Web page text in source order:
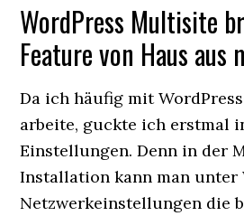
WordPress Multisite
Feature von Haus aus
Da ich häufig mit
arbeite, guckte ich erstmal
Einstellungen. Denn in der
Installation kann man unter
Netzwerkeinstellungen die